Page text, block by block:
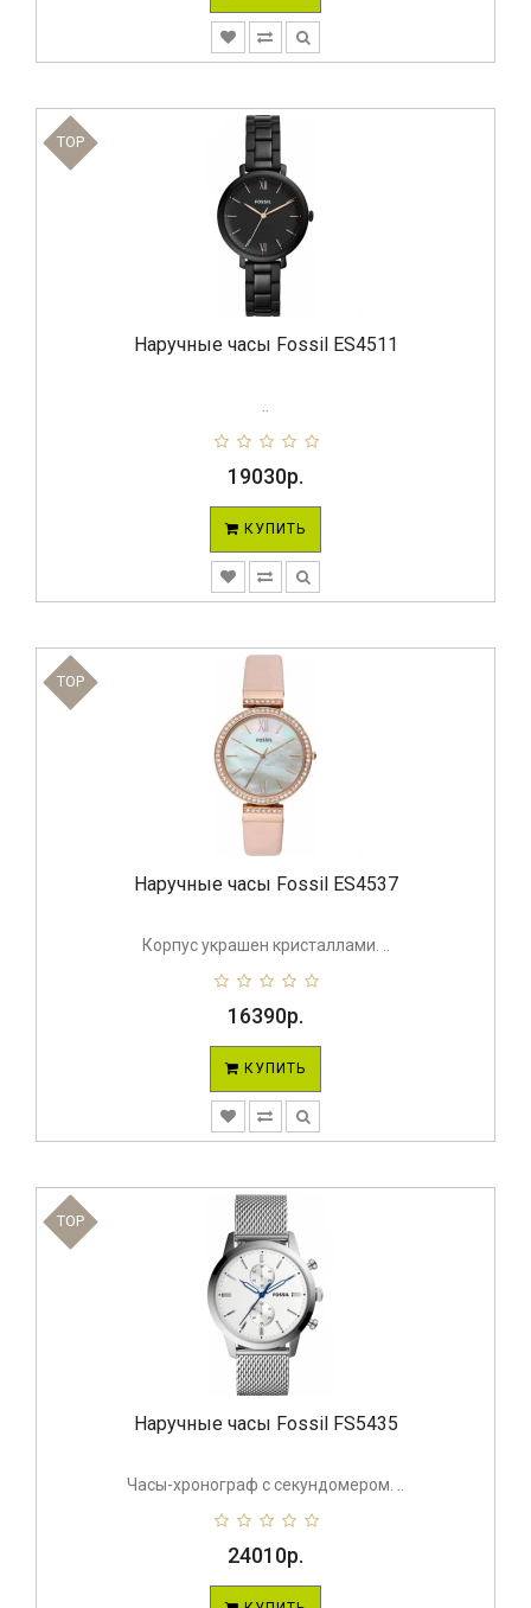
TOP
Наручные часы Fossil ES4511
..
19030р.
КУПИТЬ
TOP
Наручные часы Fossil ES4537
Корпус украшен кристаллами. ..
16390р.
КУПИТЬ
TOP
Наручные часы Fossil FS5435
Часы-хронограф с секундомером. ..
24010р.